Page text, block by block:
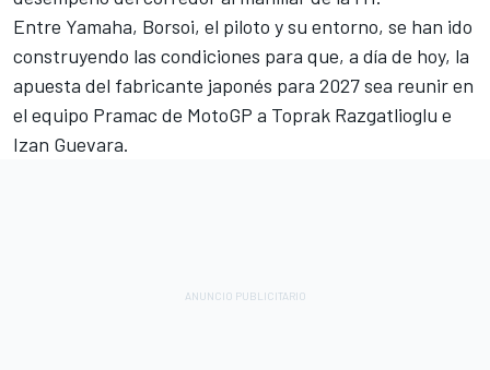
Entre Yamaha, Borsoi, el piloto y su entorno, se han ido
construyendo las condiciones para que, a día de hoy, la
apuesta del fabricante japonés para 2027 sea reunir en
el equipo Pramac de MotoGP a Toprak Razgatlioglu e
Izan Guevara.